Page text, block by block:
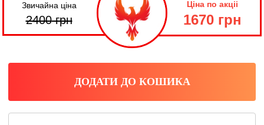
Звичайна ціна
2400грн
Ціна по акціі
1670 грн
ДОДАТИ ДО КОШИКА